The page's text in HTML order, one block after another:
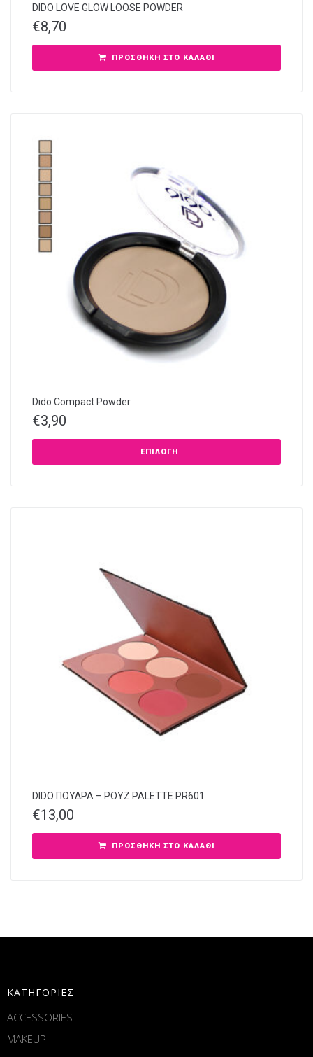
DIDO LOVE GLOW LOOSE POWDER
€8,70
ΠΡΟΣΘΉΚΗ ΣΤΟ ΚΑΛΆΘΙ
Dido Compact Powder
€3,90
ΕΠΙΛΟΓΉ
DIDO ΠΟΥΔΡΑ – ΡΟΥΖ PALETTE PR601
€13,00
ΠΡΟΣΘΉΚΗ ΣΤΟ ΚΑΛΆΘΙ
ΚΑΤΗΓΟΡΙΕΣ
ACCESSORIES
MAKEUP